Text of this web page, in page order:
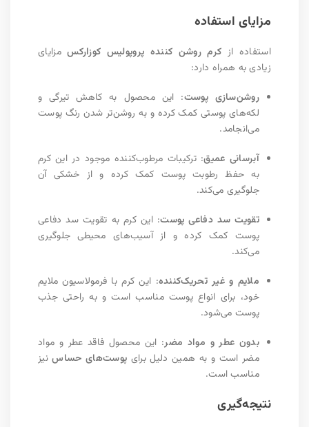
مزایای استفاده
استفاده از کرم روشن کننده پروپولیس کوزارکسمزایای
زیادی به همراه دارد:
روشن‌سازی پوست: این محصول به کاهش تیرگی و
لکه‌های پوستی کمک کرده و به روشن‌تر شدن رنگ پوست
می‌انجامد.
آبرسانی عمیق: ترکیبات مرطوب‌کننده موجود در این کرم
به حفظ رطوبت پوست کمک کرده و از خشکی آن
جلوگیری می‌کند.
تقویت سد دفاعی پوست: این کرم به تقویت سد دفاعی
پوست کمک کرده و از آسیب‌های محیطی جلوگیری
می‌کند.
ملایم و غیر تحریک‌کننده: این کرم با فرمولاسیون ملایم
خود، برای انواع پوست مناسب است و به راحتی جذب
پوست می‌شود.
بدون عطر و مواد مضر: این محصول فاقد عطر و مواد
مضر است و به همین دلیل برای پوست‌های حساسنیز
مناسب است.
نتیجه‌گیری